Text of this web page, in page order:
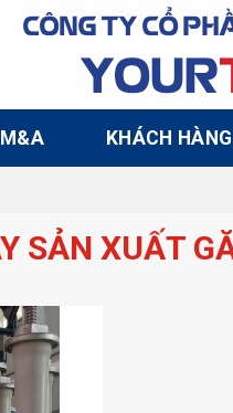
CÔNG TY CỔ
YOUR
M&A KHÁCH HÀNG
SẢN XUẤT